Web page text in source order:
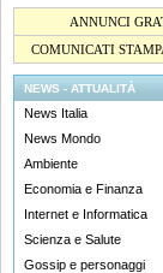
ANNUNCI
COMUNICATI
NEWS - ATTUALITÀ
News Italia
News Mondo
Ambiente
Economia e Finanza
Internet e Informatica
Scienza e Salute
Gossip e personaggi